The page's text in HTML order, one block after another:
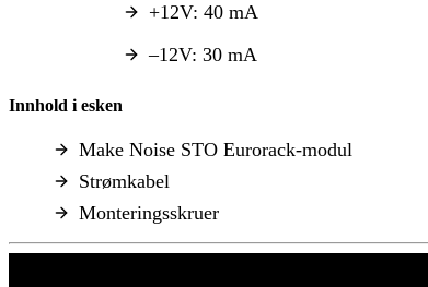
+12V: 40 mA
–12V: 30 mA
Innhold i esken
Make Noise STO Eurorack-modul
Strømkabel
Monteringsskruer